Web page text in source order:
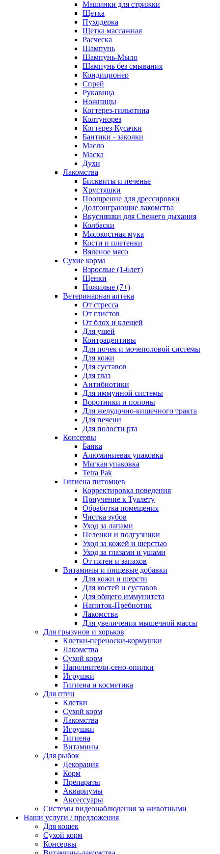
Машинки для стрижки
Щетка
Пуходерка
Щетка массажная
Расческа
Шампунь
Шампунь-Мыло
Шампунь без cмывания
Кондиционер
Спрей
Рукавица
Ножницы
Когтерез-гильотина
Колтунорез
Когтерез-Кусачки
Бантики - заколки
Масло
Маска
Духи
Лакомства
Бисквиты и печенье
Хрустяшки
Поощрение для дрессировки
Долгоиграющие лакомства
Вкусняшки для Свежего дыхания
Колбаски
Мясокостная мука
Кости и плетенки
Вяленое мясо
Сухие корма
Взрослые (1-6лет)
Щенки
Пожилые (7+)
Ветеринарная аптека
От стресса
От глистов
От блох и клещей
Для ушей
Контрацептивы
Для почек и мочеполовой системы
Для кожи
Для суставов
Для глаз
Антибиотики
Для иммунной системы
Воротники и попоны
Для желудочно-кишечного тракта
Для печени
Для полости рта
Консервы
Банка
Алюминиевая упаковка
Мягкая упаковка
Tetra Pak
Гигиена питомцев
Корректировка поведения
Приучение к Туалету
Обработка помещения
Чистка зубов
Уход за лапами
Пеленки и подгузники
Уход за кожей и шерстью
Уход за глазами и ушами
От пятен и запахов
Витамины и пищевые добавки
Для кожи и шерсти
Для костей и суставов
Для общего иммунитета
Напиток-Пребиотик
Лакомства
Для увеличения мышечной массы
Для грызунов и хорьков
Клетки-переноски-кормушки
Лакомства
Сухой корм
Наполнители-сено-опилки
Игрушки
Гигиена и косметика
Для птиц
Клетки
Сухой корм
Лакомства
Игрушки
Гигиена
Витамины
Для рыбок
Декорация
Корм
Препараты
Аквариумы
Аксессуары
Cистемы видеонаблюдения за животными
Наши услуги / предложения
Для кошек
Сухой корм
Консервы